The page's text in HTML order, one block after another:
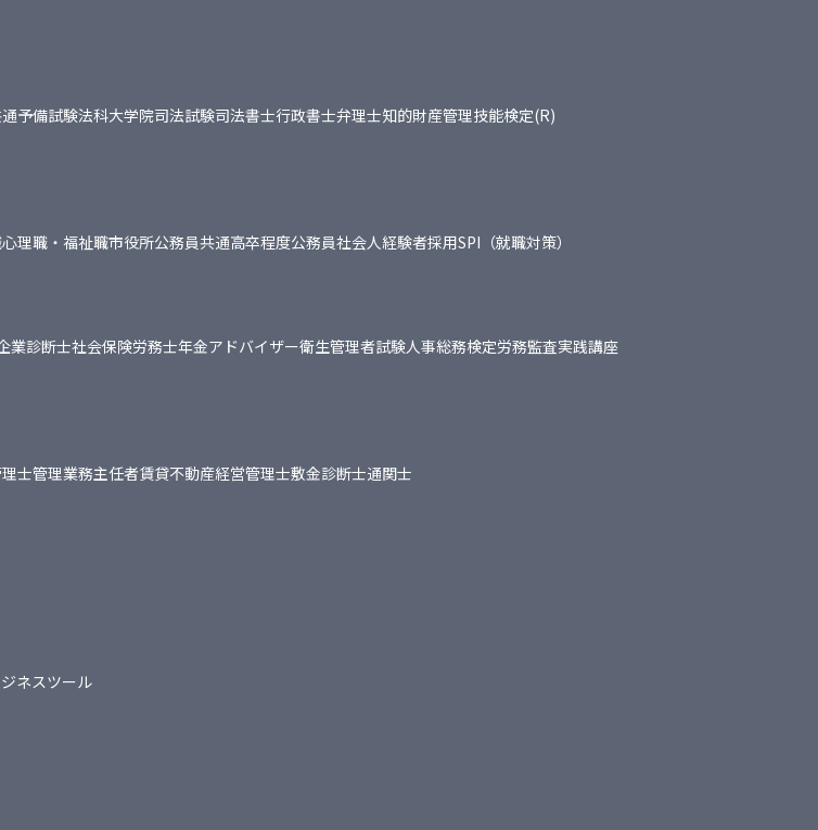
予備試験法科大学院司法試験司法書士行政書士弁理士知的財産管理技能検定(R)
心理職・福祉職市役所公務員共通高卒程度公務員社会人経験者採用SPI（就職対策）
業診断士社会保険労務士年金アドバイザー衛生管理者試験人事総務検定労務監査実践講座
士管理業務主任者賃貸不動産経営管理士敷金診断士通関士
ネスツール